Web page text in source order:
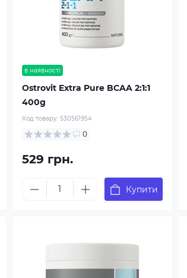
в наявності
Ostrovit Extra Pure BCAA 2:1:1
400g
Код товару: 530561954
0
529 грн.
Купити